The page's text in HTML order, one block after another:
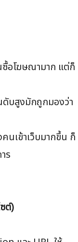
อโฆษณามาก แต่ก็
ดับสูงมักถูกมองว่า
นเข้าเว็บมากขึ้น ก็
ร
ต์)